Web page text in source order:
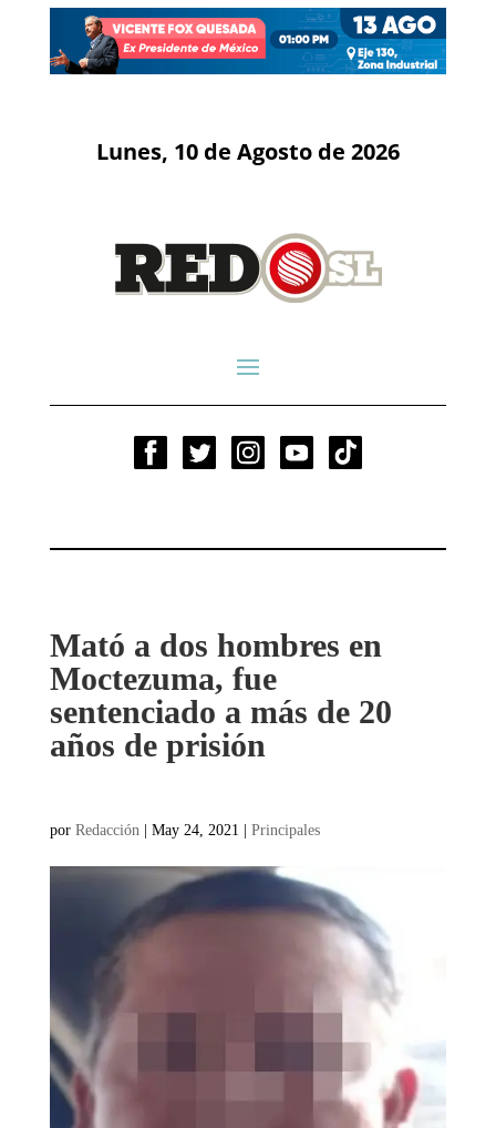
Lunes, 10 de Agosto de 2026
Mató a dos hombres en
Moctezuma, fue
sentenciado a más de 20
años de prisión
por Redacción | May 24, 2021 | Principales